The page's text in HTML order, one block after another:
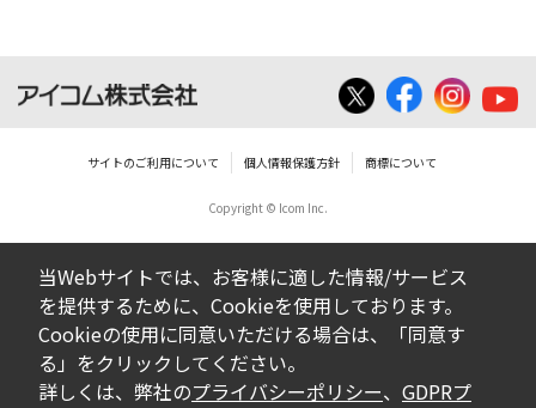
ダウンロードした取扱説明書等に使用され
の転用は一切出来ません。
ダウンロードした取扱説明書およびその他す
べての掲載物の変更は一切行わないでくださ
い。お客様による内容の変更により、何らか
の欠陥が生じたとしても、弊社では一切の保
証をいたしません。また、内容の変更の結
果、万一お客様に損害が生じたとしても、弊
サイトのご利用について 個人情報保護方針 商標について
Copyright © Icom Inc.
当Webサイトでは、お客様に適した情報/サービス
を提供するために、Cookieを使用しております。
Cookieの使用に同意いただける場合は、「同意す
る」をクリックしてください。
詳しくは、弊社のプライバシーポリシー、 GDPRプ